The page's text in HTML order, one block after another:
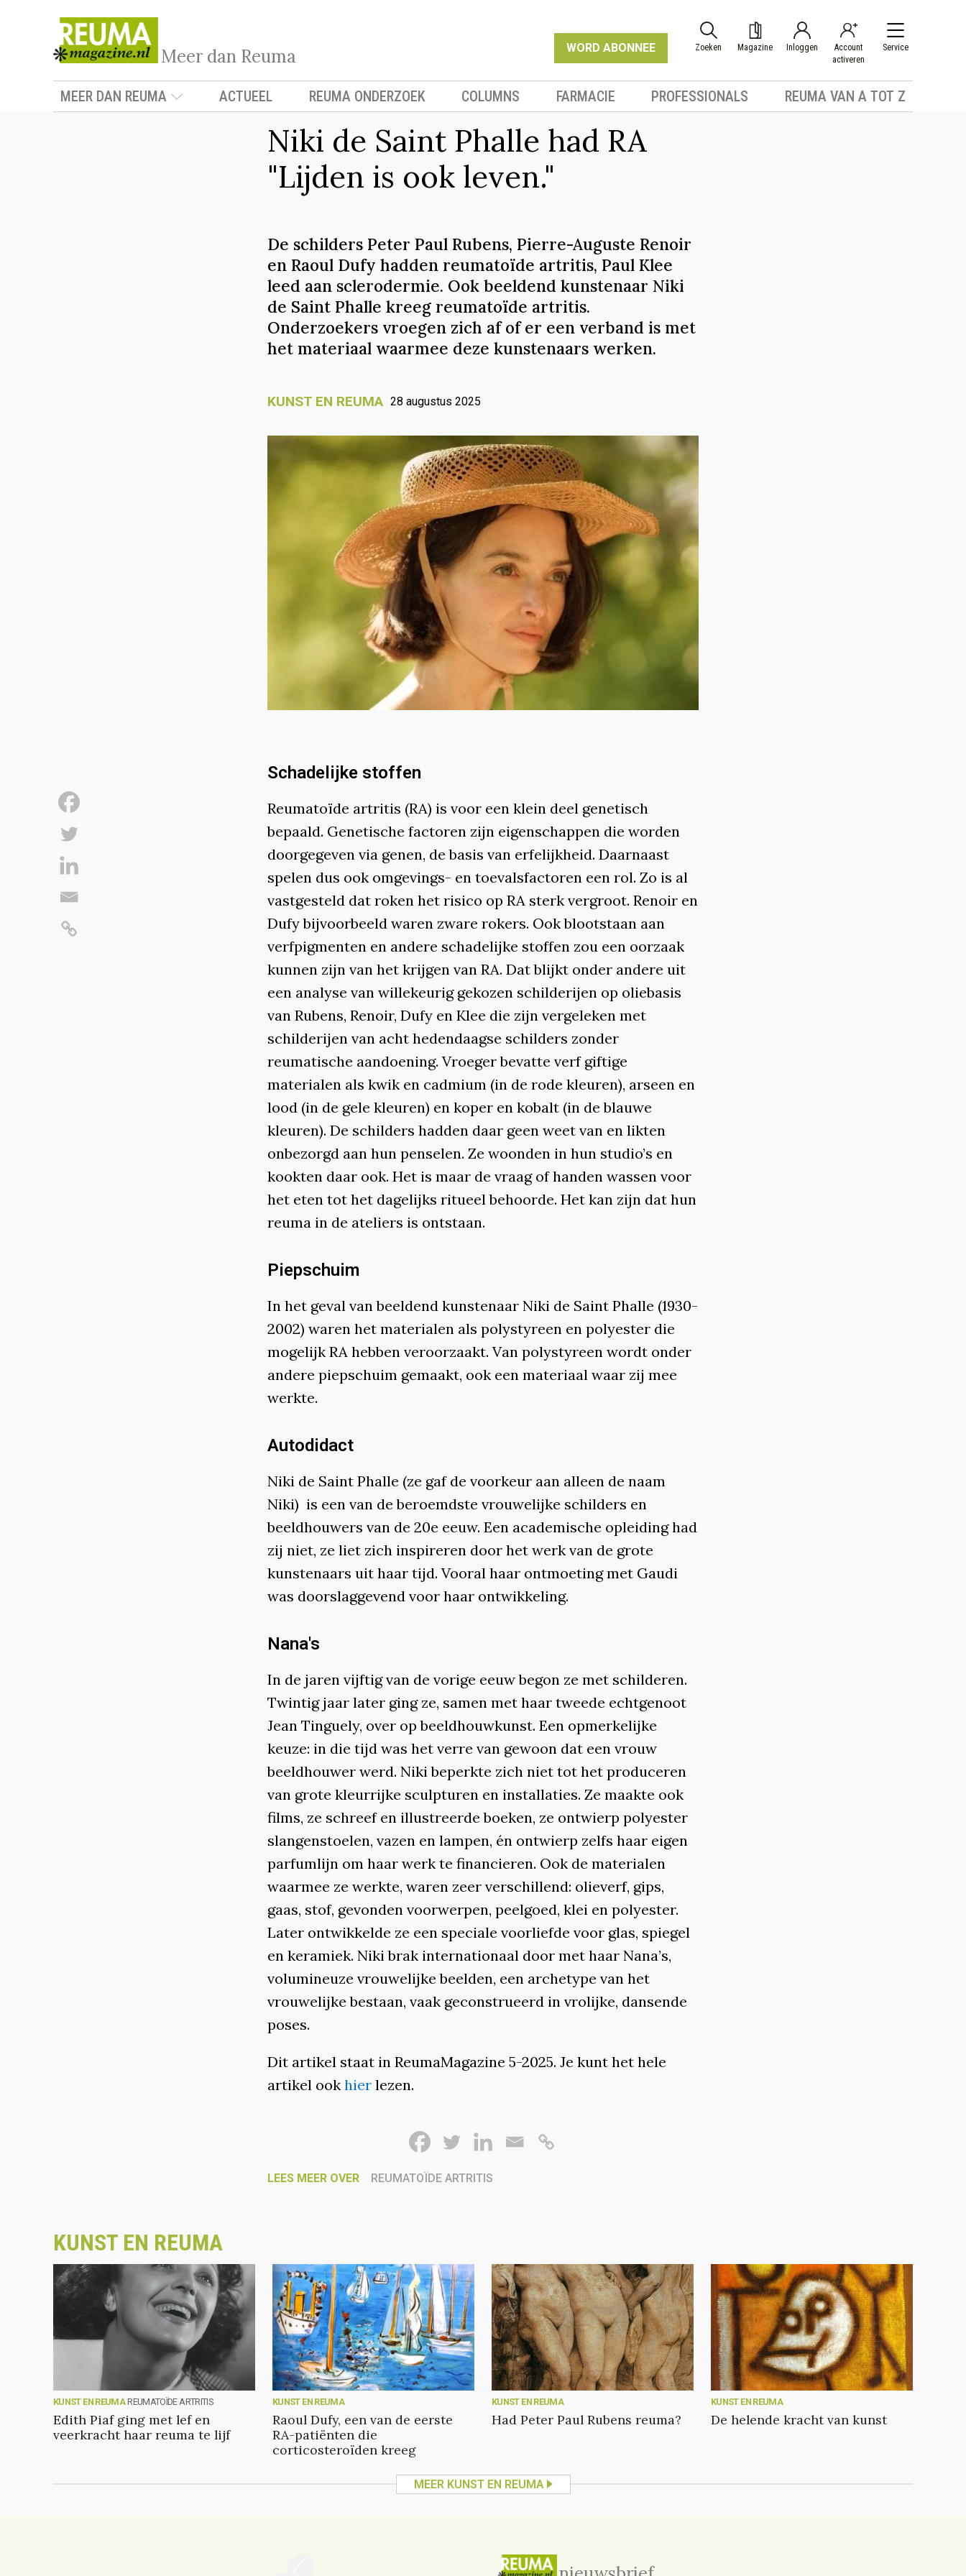
Meer dan Reuma WORD ABONNEE Zoeken Magazine Inloggen
Account
activeren
Service
MEER DAN REUMA ACTUEEL REUMA ONDERZOEK COLUMNS FARMACIE PROFESSIONALS REUMA VAN A TOT Z
Niki de Saint Phalle had RA
"Lijden is ook leven."
De schilders Peter Paul Rubens, Pierre-Auguste Renoir
en Raoul Dufy hadden reumatoïde artritis, Paul Klee
leed aan sclerodermie. Ook beeldend kunstenaar Niki
de Saint Phalle kreeg reumatoïde artritis.
Onderzoekers vroegen zich af of er een verband is met
het materiaal waarmee deze kunstenaars werken.
KUNST EN REUMA 28 augustus 2025
Schadelijke stoffen
Reumatoïde artritis (RA) is voor een klein deel genetisch
bepaald. Genetische factoren zijn eigenschappen die worden
doorgegeven via genen, de basis van erfelijkheid. Daarnaast
spelen dus ook omgevings- en toevalsfactoren een rol. Zo is al
vastgesteld dat roken het risico op RA sterk vergroot. Renoir en
Dufy bijvoorbeeld waren zware rokers. Ook blootstaan aan
verfpigmenten en andere schadelijke stoffen zou een oorzaak
kunnen zijn van het krijgen van RA. Dat blijkt onder andere uit
een analyse van willekeurig gekozen schilderijen op oliebasis
van Rubens, Renoir, Dufy en Klee die zijn vergeleken met
schilderijen van acht hedendaagse schilders zonder
reumatische aandoening. Vroeger bevatte verf giftige
materialen als kwik en cadmium (in de rode kleuren), arseen en
lood (in de gele kleuren) en koper en kobalt (in de blauwe
kleuren). De schilders hadden daar geen weet van en likten
onbezorgd aan hun penselen. Ze woonden in hun studio’s en
kookten daar ook. Het is maar de vraag of handen wassen voor
het eten tot het dagelijks ritueel behoorde. Het kan zijn dat hun
reuma in de ateliers is ontstaan.
Piepschuim
In het geval van beeldend kunstenaar Niki de Saint Phalle (1930-
2002) waren het materialen als polystyreen en polyester die
mogelijk RA hebben veroorzaakt. Van polystyreen wordt onder
andere piepschuim gemaakt, ook een materiaal waar zij mee
werkte.
Autodidact
Niki de Saint Phalle (ze gaf de voorkeur aan alleen de naam
Niki) is een van de beroemdste vrouwelijke schilders en
beeldhouwers van de 20e eeuw. Een academische opleiding had
zij niet, ze liet zich inspireren door het werk van de grote
kunstenaars uit haar tijd. Vooral haar ontmoeting met Gaudi
was doorslaggevend voor haar ontwikkeling.
Nana's
In de jaren vijftig van de vorige eeuw begon ze met schilderen.
Twintig jaar later ging ze, samen met haar tweede echtgenoot
Jean Tinguely, over op beeldhouwkunst. Een opmerkelijke
keuze: in die tijd was het verre van gewoon dat een vrouw
beeldhouwer werd. Niki beperkte zich niet tot het produceren
van grote kleurrijke sculpturen en installaties. Ze maakte ook
films, ze schreef en illustreerde boeken, ze ontwierp polyester
slangenstoelen, vazen en lampen, én ontwierp zelfs haar eigen
parfumlijn om haar werk te financieren. Ook de materialen
waarmee ze werkte, waren zeer verschillend: olieverf, gips,
gaas, stof, gevonden voorwerpen, peelgoed, klei en polyester.
Later ontwikkelde ze een speciale voorliefde voor glas, spiegel
en keramiek. Niki brak internationaal door met haar Nana’s,
volumineuze vrouwelijke beelden, een archetype van het
vrouwelijke bestaan, vaak geconstrueerd in vrolijke, dansende
poses.
Dit artikel staat in ReumaMagazine 5-2025. Je kunt het hele
artikel ook hier lezen.
LEES MEER OVER REUMATOÏDE ARTRITIS
KUNST EN REUMA
KUNST EN REUMA REUMATOÏDE ARTRITIS
Edith Piaf ging met lef en
veerkracht haar reuma te lijf
KUNST EN REUMA
Raoul Dufy, een van de eerste
RA-patiënten die
corticosteroïden kreeg
KUNST EN REUMA
Had Peter Paul Rubens reuma?
KUNST EN REUMA
De helende kracht van kunst
MEER KUNST EN REUMA